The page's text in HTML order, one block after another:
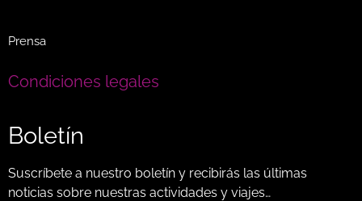
Prensa
Condiciones legales
Boletín
Suscríbete a nuestro boletín y recibirás las últimas
noticias sobre nuestras actividades y viajes…